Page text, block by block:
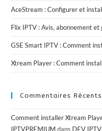
AceStream : Configurer et
Flix IPTV : Avis, abonnement et
GSE Smart IPTV : Comment
Xtream Player : Comment
Commentaires Récents
Comment installer Xtream
IPTVPREMIUM dans DEV